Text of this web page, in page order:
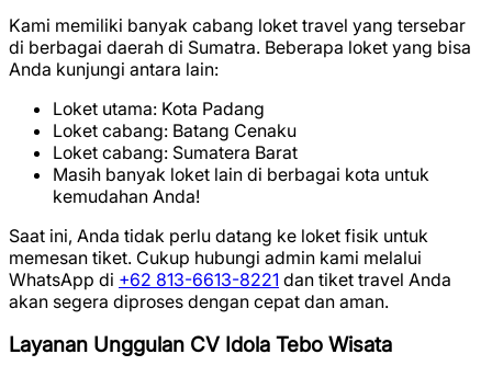
Kami memiliki banyak cabang loket travel yang tersebar
di berbagai daerah di Sumatra. Beberapa loket yang bisa
Anda kunjungi antara lain:
Loket utama: Kota Padang
Loket cabang: Batang Cenaku
Loket cabang: Sumatera Barat
Masih banyak loket lain di berbagai kota untuk
kemudahan Anda!
Saat ini, Anda tidak perlu datang ke loket fisik untuk
memesan tiket. Cukup hubungi admin kami melalui
WhatsApp di +62 813-6613-8221 dan tiket travel Anda
akan segera diproses dengan cepat dan aman.
Layanan Unggulan CV Idola Tebo Wisata